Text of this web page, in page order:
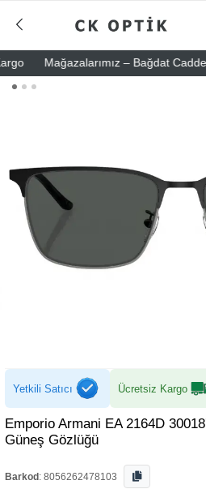
Mağazalarımız – Bağdat
Yetkili Satıcı Ücretsiz Kargo
Emporio Armani EA 2164D
Güneş Gözlüğü
Barkod : 8056262478103